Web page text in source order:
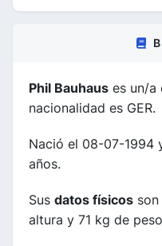
Phil Bauhaus es un/a
nacionalidad es GER.
Nació el 08-07-1994
años.
Sus datos físicos
altura y 71 kg de